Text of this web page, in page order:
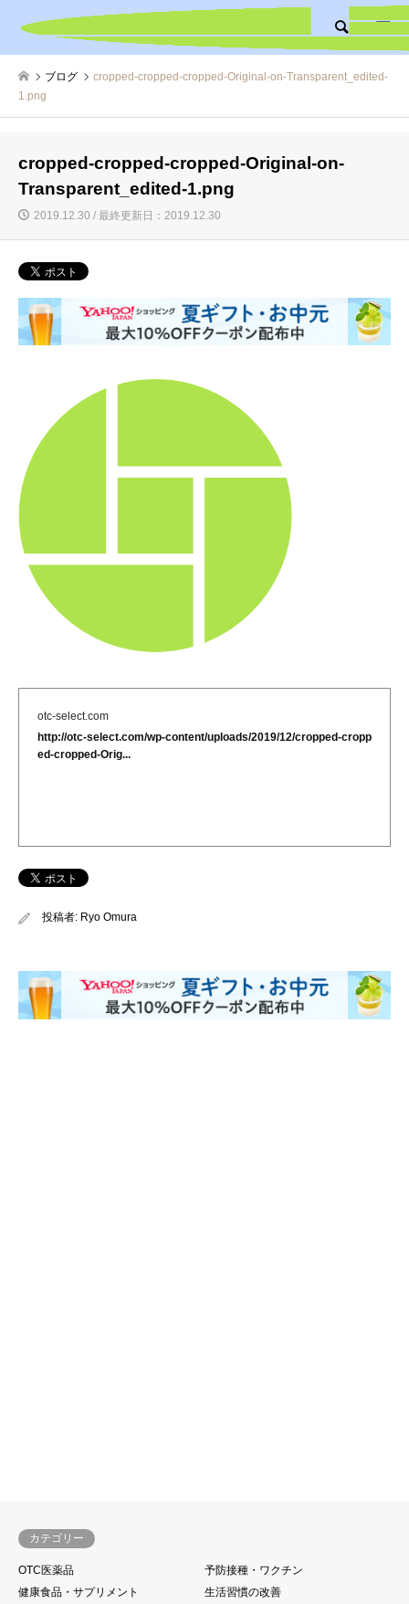
ブログ
cropped-cropped-cropped-Original-on-Transparent_edited-
1.png
cropped-cropped-cropped-Original-on-
Transparent_edited-1.png
2019.12.30 / 最終更新日：2019.12.30
otc-select.com
http://otc-select.com/wp-content/uploads/2019/12/cropped-cropp
ed-cropped-Orig...
投稿者: Ryo Omura
カテゴリー
OTC医薬品
予防接種・ワクチン
健康食品・サプリメント
生活習慣の改善